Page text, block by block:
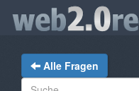
Alle Fragen